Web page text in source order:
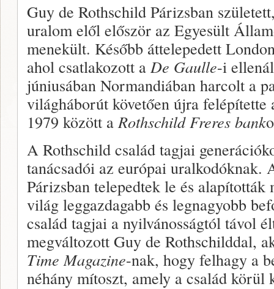
Guy de Rothschild Párizsban
uralom elől először az Egyesült
menekült. Később áttelepedett
ahol csatlakozott a De Gaulle-i
júniusában Normandiában harcolt a
világháborút követően újra
1979 között aRothschild Freres bank
A Rothschild család tagjai
tanácsadói az európai uralkodóknak.
Párizsban telepedtek le és
világ leggazdagabb és legnagyobb
család tagjai a nyilvánosságtól távol
megváltozott Guy de Rothschilddal,
Time Magazine-nak, hogy felhagy a
néhány mítoszt, amely a család körül